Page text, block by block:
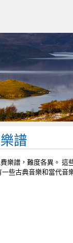
譜
樂譜，難度各異。
些古典音樂和當代音